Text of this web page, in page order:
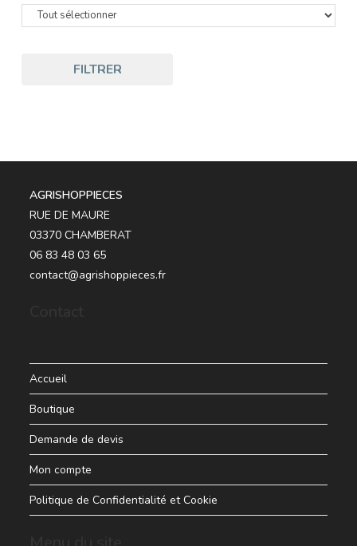
FILTRER
AGRISHOPPIECES
RUE DE MAURE
03370 CHAMBERAT
06 83 48 03 65
contact@agrishoppieces.fr
Accueil
Boutique
Demande de devis
Mon compte
Politique de Confidentialité et Cookie